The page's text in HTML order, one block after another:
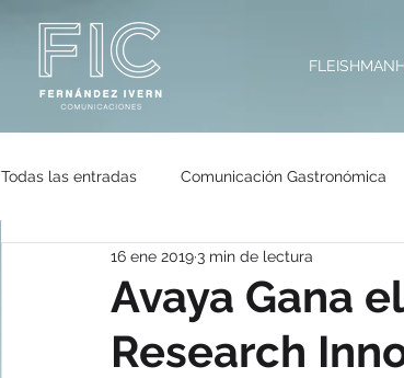
Todas las entradas Comunicación Gastronómica
Gastronomía Ecología Impresoras
FleishmanHillard Salud
Avaya Gana
Research
16 ene 20193 min de lectura